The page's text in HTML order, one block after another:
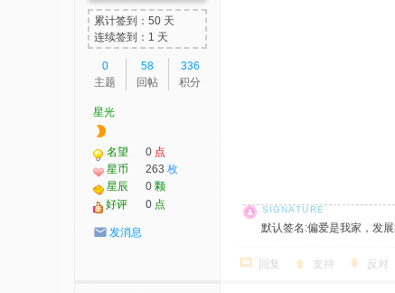
爱
辅
累计签到：50 天
连续签到：1 天
0
主题
58
回帖
336
积分
星光
名望 0 点
星币
263 枚
星辰
0 颗
好评
0 点
发消息 默认签名:偏爱是我家，发
回复 支持 反对